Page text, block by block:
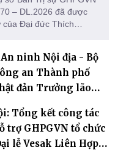
– DL.2026 đã được
của Đại đức Thích
phương. Đại lễ diễn
An ninh Nội địa - Bộ
an Thành phố
đản Trưởng lão
Tổng kết công tác
trợ GHPGVN tổ chức
lễ Vesak Liên Hợp